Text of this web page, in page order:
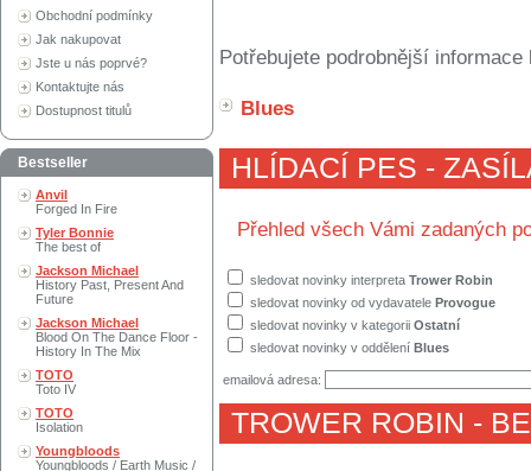
Obchodní podmínky
Jak nakupovat
Jste u nás poprvé?
Kontaktujte nás
Dostupnost titulů
Bestseller
Anvil
Forged In Fire
Tyler Bonnie
The best of
Jackson Michael
History Past, Present And
Future
Jackson Michael
Blood On The Dance Floor -
History In The Mix
TOTO
Toto IV
TOTO
Isolation
Youngbloods
Youngbloods / Earth Music /
Potřebujete podrobnější
Blues
HLÍDACÍ PES -
Přehled všech Vámi zadaných
sledovat novinky interpreta Trower Robin
sledovat novinky od vydavatele Provogue
sledovat novinky v kategorii Ostatní
sledovat novinky v oddělení Blues
emailová adresa:
TROWER ROBIN -